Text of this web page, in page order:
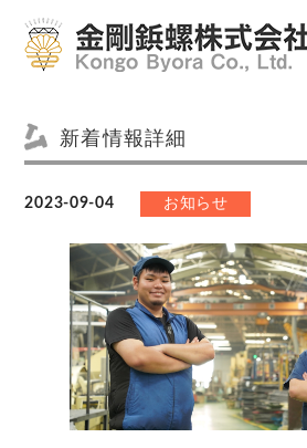
新着情報詳細
2023-09-04 お知らせ